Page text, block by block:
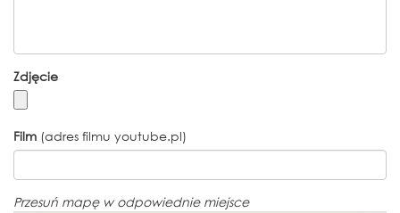
Zdjęcie
Film (adres filmu youtube.pl)
Przesuń mapę w odpowiednie miejsce